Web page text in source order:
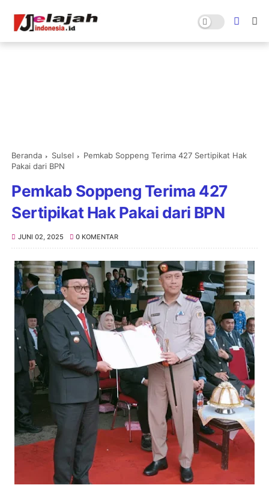
Beranda Sulsel
Pemkab Soppeng Terima 427 Sertipikat Hak
Pakai dari BPN
Pemkab Soppeng Terima 427
Sertipikat Hak Pakai dari BPN
JUNI 02, 2025 0 KOMENTAR